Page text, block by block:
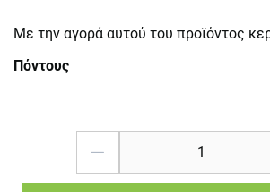
Με την αγορά αυτού του προϊόντος
Πόντους